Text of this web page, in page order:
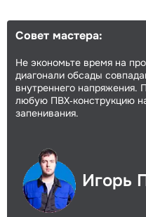
Совет мастера:
Не экономьте время на
диагонали обсады
внутреннего напряжения.
любую ПВХ‑конструкцию
запенивания.
Игорь